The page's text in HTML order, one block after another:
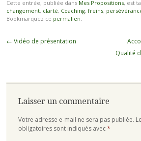
Cette entrée, publiée dans Mes Propositions, est
changement, clarté, Coaching, freins,
Bookmarquez ce permalien
Navigation
← Vidéo de présentation
Qualité
Laisser un commentaire
Votre adresse e-mail ne sera pas publiée.
obligatoires sont indiqués avec*